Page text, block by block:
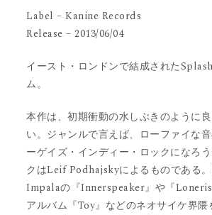
Label – Kanine Records
Release – 2013/06/04
イースト・ロンドンで結成された
ム。
本作は、初期衝動の水しぶきのように
い。ジャンルで言えば、ローファイな
ーゲイズ・インディー・ロックになろ
クはLeif Podhajskyによるものである
Impalaの『Innerspeaker』や『
アルバム『Toy』などのネオサイケ界